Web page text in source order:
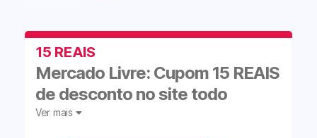
15 REAIS
Mercado Livre: Cupom 15 REAIS
de desconto no site todo
Ver mais